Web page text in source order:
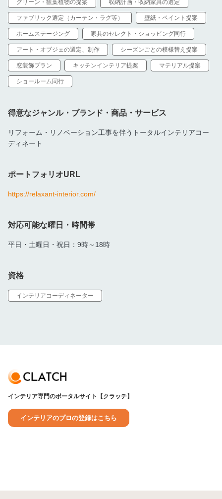
て行っています。
他にも、引っ越し、模様替え、家具入れ替え、セカンドハウスな
ど通常のインテリアコーディネートや、民泊・店舗のブランディ
ングを意識したコーディネート提案も対応しております。
■対面サービスについて（北海道の方のみ）
対応しております。
その他エリアの北海道内も可能ですので、お気軽にご相談くださ
い。
※初動の室内採寸や（図面がない場合）、室内写真撮影、納品・
す。
グリーン・観葉植物の提案 収納計画・収納家具の選定
ファブリック選定（カーテン・ラグ等） 壁紙・ペイント提案
ホームステージング 家具のセレクト・ショッピング同行
アート・オブジェの選定、制作 シーズンごとの模様替え提案
窓装飾プラン キッチンインテリア提案 マテリアル提案
ショールーム同行
得意なジャンル・ブランド・商品・サービス
リフォーム・リノベーション工事を伴うトータルインテリアコー
ディネート
ポートフォリオURL
https://relaxant-interior.com/
対応可能な曜日・時間帯
平日・土曜日・祝日：9時～18時
資格
インテリアコーディネーター
インテリア専門のポータルサイト【クラッチ】
インテリアのプロの登録はこちら